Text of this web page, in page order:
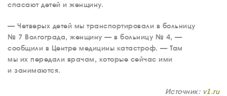
спасают детей и женщину.
— Четверых детей мы транспортировали в больницу
№ 7 Волгограда, женщину — в больницу № 4, —
сообщили в Центре медицины катастроф. — Там
мы их передали врачам, которые сейчас ими
и занимаются.
Источник: v1.ru